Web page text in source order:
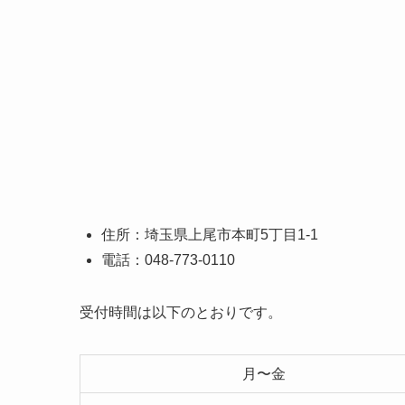
住所：埼玉県上尾市本町5丁目1-1
電話：048-773-0110
受付時間は以下のとおりです。
月〜金